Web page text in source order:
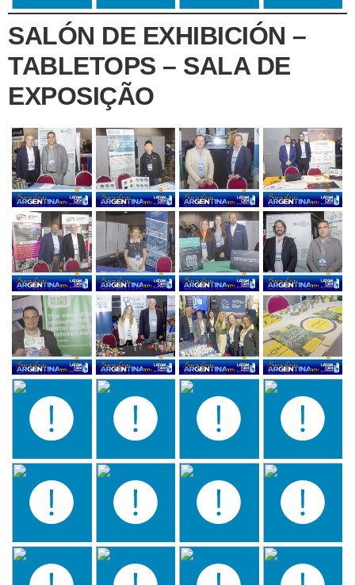
SALÓN DE EXHIBICIÓN –
TABLETOPS – SALA DE
EXPOSIÇÃO